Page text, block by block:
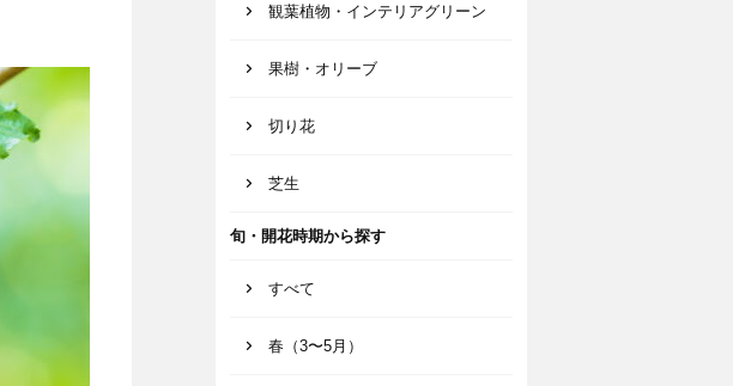
観葉植物・インテリアグリーン
果樹・オリーブ
切り花
芝生
旬・開花時期から探す
すべて
春（3〜5月）